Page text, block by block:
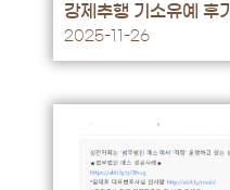
강제추행 기소유예 후기
2025-11-26